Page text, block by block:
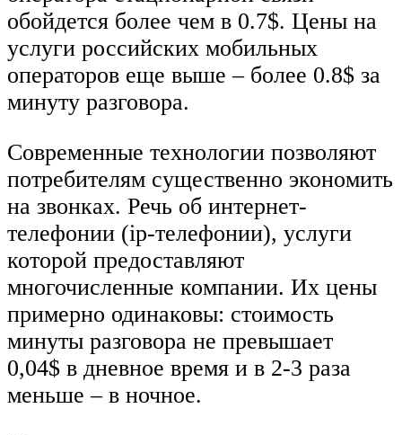
обойдется более чем в 0.7$. Цены на
услуги российских мобильных
операторов еще выше – более 0.8$ за
минуту разговора.
Современные технологии позволяют
потребителям существенно экономить
на звонках. Речь об интернет-
телефонии (ip-телефонии), услуги
которой предоставляют
многочисленные компании. Их цены
примерно одинаковы: стоимость
минуты разговора не превышает
0,04$ в дневное время и в 2-3 раза
меньше – в ночное.